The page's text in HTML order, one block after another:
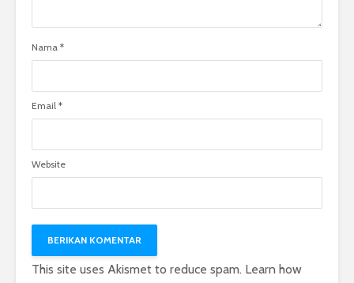
Nama *
Email *
Website
This site uses Akismet to reduce spam. Learn how